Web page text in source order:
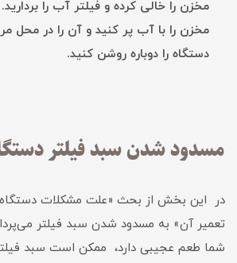
مخزن را خالی کرده و فیلتر آب را بردارید.
مخزن را با آب پر کنید و آن را در محل
دستگاه را دوباره روشن کنید.
مسدود شدن سبد فیلتر
در این بخش از بحث «علت مشکلات
تعمیر آن» به مسدود شدن سبد فیلتر
شما طعم عجیبی دارد، ممکن است سبد